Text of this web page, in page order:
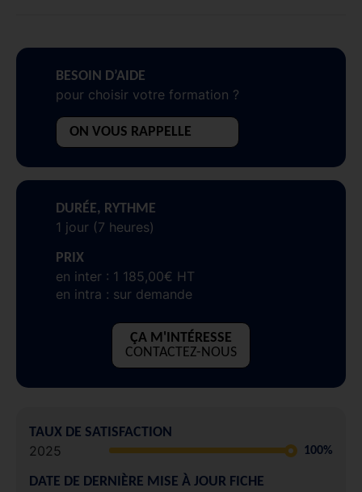
BESOIN D’AIDE
pour choisir votre formation ?
ON VOUS RAPPELLE
DURÉE, RYTHME
1 jour (7 heures)
PRIX
en inter : 1 185,00€ HT
en intra : sur demande
ÇA M'INTÉRESSE
CONTACTEZ-NOUS
TAUX DE SATISFACTION
2025 100%
DATE DE DERNIÈRE MISE À JOUR FICHE